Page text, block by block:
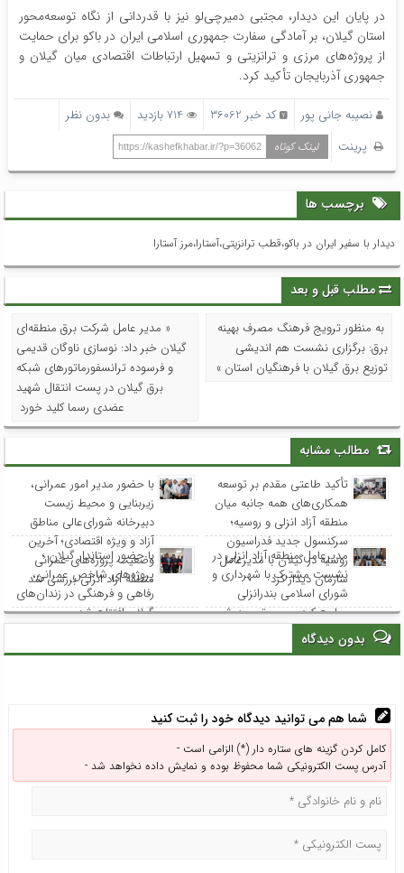
در پایان این دیدار، مجتبی دمیرچی‌لو نیز با قدردانی از نگاه توسعه‌محور
استان گیلان، بر آمادگی سفارت جمهوری اسلامی ایران در باکو برای حمایت
از پروژه‌های مرزی و ترانزیتی و تسهیل ارتباطات اقتصادی میان گیلان و
جمهوری آذربایجان تأکید کرد.
نصیبه جانی پور کد خبر 36062 714 بازدید
بدون نظر
پرینت
لینک کوتاه https://kashefkhabar.ir/?p=36062
برچسب ها
دیدار با سفیر ایران در باکو،قطب ترانزیتی،آستارا،مرز آستارا
مطلب قبل و بعد
به منظور ترویج فرهنگ مصرف بهینه
برق: برگزاری نشست هم اندیشی
توزیع برق گیلان با فرهنگیان استان »
« مدیر عامل شرکت برق منطقه‌ای
گیلان خبر داد: نوسازی ناوگان قدیمی
و فرسوده ترانسفورماتورهای شبکه
برق گیلان در پست انتقال شهید
عضدی رسما کلید خورد
مطالب مشابه
تأکید طاعتی مقدم بر توسعه
همکاری‌های همه جانبه میان
منطقه آزاد انزلی و روسیه؛
سرکنسول جدید فدراسیون
روسیه در گیلان با مدیرعامل
سازمان دیدار کرد
با حضور مدیر امور عمرانی،
زیربنایی و محیط زیست
دبیرخانه شورای‌عالی مناطق
آزاد و ویژه اقتصادی؛ آخرین
وضعیت پروژه‌های عمرانی
منطقه آزاد انزلی بررسی شد
مدیرعامل منطقه آزاد انزلی در
نشست مشترک با شهرداری و
شورای اسلامی بندرانزلی
مطرح کرد: مسیر توسعه شهر
انزلی از هم‌افزایی و مشارکت
همه نهادها می‌گذرد
با حضور استاندار گیلان ؛
پروژه‌های شاخص عمرانی،
رفاهی و فرهنگی در زندان‌های
گیلان افتتاح شد
بدون دیدگاه
شما هم می توانید دیدگاه خود را ثبت کنید
کامل کردن گزینه های ستاره دار (*) الزامی است -
آدرس پست الکترونیکی شما محفوظ بوده و نمایش داده نخواهد شد -